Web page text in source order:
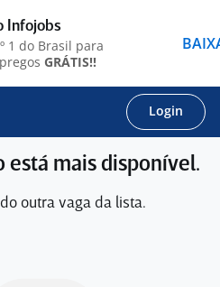
Login
está mais disponível.
outra vaga da lista.
Infojobs
1 do Brasil para
GRÁTIS!!